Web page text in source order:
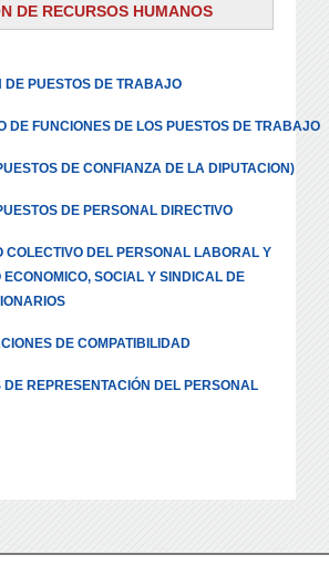
DE RECURSOS HUMANOS
DE PUESTOS DE TRABAJO
DE FUNCIONES DE LOS PUESTOS DE TRABAJO
DE CONFIANZA DE LA DIPUTACION)
DE PERSONAL DIRECTIVO
COLECTIVO DEL PERSONAL LABORAL Y
SOCIAL Y SINDICAL DE
DE COMPATIBILIDAD
DE REPRESENTACIÓN DEL PERSONAL